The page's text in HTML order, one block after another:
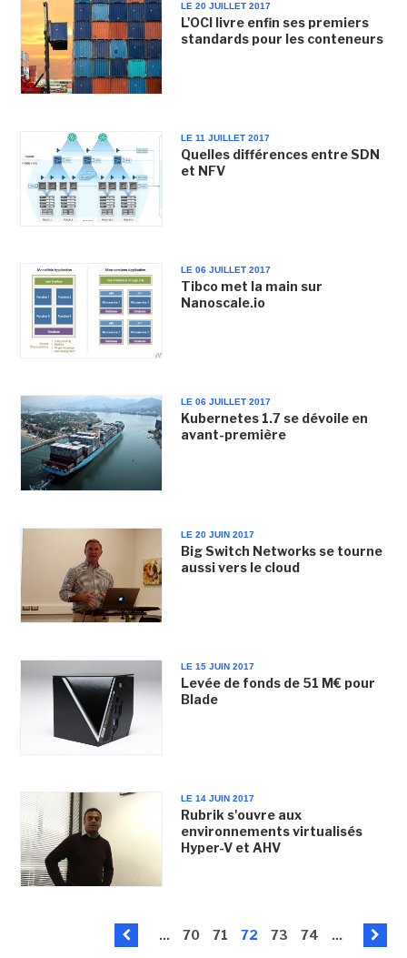
LE 20 JUILLET 2017
L'OCI livre enfin ses premiers
standards pour les conteneurs
LE 11 JUILLET 2017
Quelles différences entre SDN
et NFV
LE 06 JUILLET 2017
Tibco met la main sur
Nanoscale.io
LE 06 JUILLET 2017
Kubernetes 1.7 se dévoile en
avant-première
LE 20 JUIN 2017
Big Switch Networks se tourne
aussi vers le cloud
LE 15 JUIN 2017
Levée de fonds de 51 M€ pour
Blade
LE 14 JUIN 2017
Rubrik s'ouvre aux
environnements virtualisés
Hyper-V et AHV
... 70 71 72 73 74 ...